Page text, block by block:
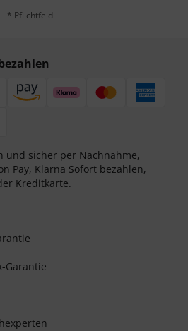
* Pflichtfeld
und sicher per Nachnahme,
Pay, Klarna Sofort bezahlen,
Kreditkarte.
Garantie